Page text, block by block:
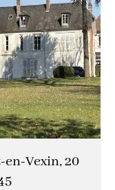
Vexin, 20